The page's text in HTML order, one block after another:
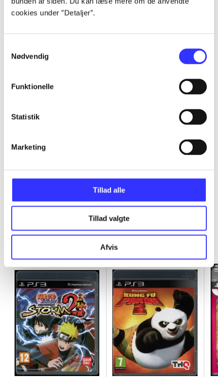
cookies under ”Detaljer”.
Nødvendig
Funktionelle
Statistik
Marketing
Tillad alle
Tillad valgte
Afvis
...
...
Minder om